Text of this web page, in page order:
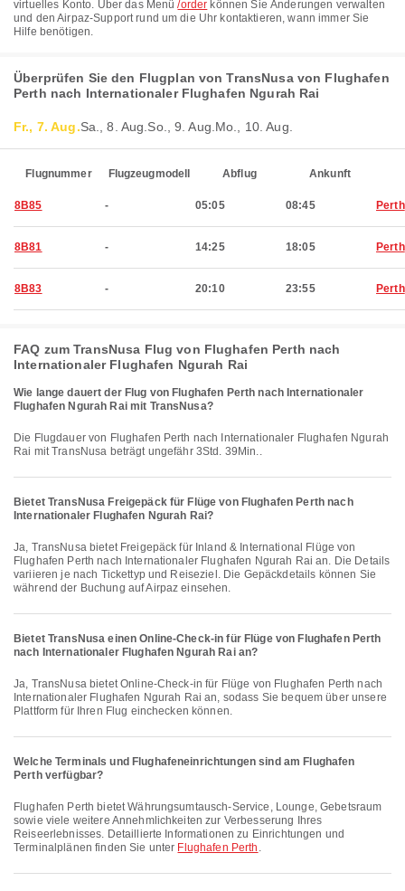
virtuelles Konto. Über das Menü/order können Sie Änderungen verwalten
und den Airpaz-Support rund um die Uhr kontaktieren, wann immer Sie
Hilfe benötigen.
Überprüfen Sie den Flugplan von TransNusa von Flughafen
Perth nach Internationaler Flughafen Ngurah Rai
Fr., 7. Aug.Sa., 8. Aug. So., 9. Aug. Mo., 10. Aug.
Flugnummer Flugzeugmodell Abflug Ankunft
8B85 - 05:05 08:45 Perth
8B81 - 14:25 18:05 Perth
8B83 - 20:10 23:55 Perth
FAQ zum TransNusa Flug von Flughafen Perth nach
Internationaler Flughafen Ngurah Rai
Wie lange dauert der Flug von Flughafen Perth nach Internationaler
Flughafen Ngurah Rai mit TransNusa?
Die Flugdauer von Flughafen Perth nach Internationaler Flughafen Ngurah
Rai mit TransNusa beträgt ungefähr 3Std. 39Min..
Bietet TransNusa Freigepäck für Flüge von Flughafen Perth nach
Internationaler Flughafen Ngurah Rai?
Ja, TransNusa bietet Freigepäck für Inland & International Flüge von
Flughafen Perth nach Internationaler Flughafen Ngurah Rai an. Die Details
variieren je nach Tickettyp und Reiseziel. Die Gepäckdetails können Sie
während der Buchung auf Airpaz einsehen.
Bietet TransNusa einen Online-Check-in für Flüge von Flughafen Perth
nach Internationaler Flughafen Ngurah Rai an?
Ja, TransNusa bietet Online-Check-in für Flüge von Flughafen Perth nach
Internationaler Flughafen Ngurah Rai an, sodass Sie bequem über unsere
Plattform für Ihren Flug einchecken können.
Welche Terminals und Flughafen­einrichtungen sind am Flughafen
Perth verfügbar?
Flughafen Perth bietet Währungsumtausch-Service, Lounge, Gebetsraum
sowie viele weitere Annehmlichkeiten zur Verbesserung Ihres
Reiseerlebnisses. Detaillierte Informationen zu Einrichtungen und
Terminalplänen finden Sie unter Flughafen Perth .